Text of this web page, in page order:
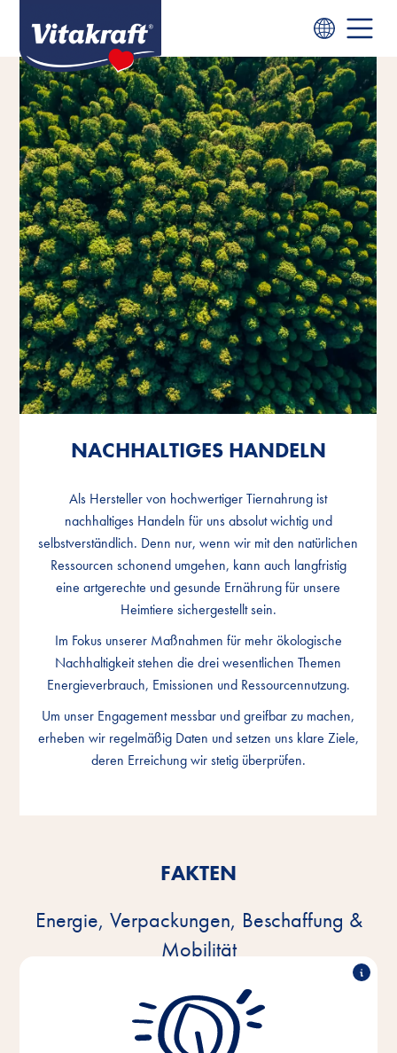
NACHHALTIGES HANDELN
Als Hersteller von hochwertiger Tiernahrung ist
nachhaltiges Handeln für uns absolut wichtig und
selbstverständlich. Denn nur, wenn wir mit den natürlichen
Ressourcen schonend umgehen, kann auch langfristig
eine artgerechte und gesunde Ernährung für unsere
Heimtiere sichergestellt sein.
Im Fokus unserer Maßnahmen für mehr ökologische
Nachhaltigkeit stehen die drei wesentlichen Themen
Energieverbrauch, Emissionen und Ressourcennutzung.
Um unser Engagement messbar und greifbar zu machen,
erheben wir regelmäßig Daten und setzen uns klare Ziele,
deren Erreichung wir stetig überprüfen.
NACHHALTIGES HANDELN
Als Hersteller von hochwertiger Tiernahrung ist
nachhaltiges Handeln für uns absolut wichtig und
selbstverständlich. Denn nur, wenn wir mit den natürlichen
Ressourcen schonend umgehen, kann auch langfristig
eine artgerechte und gesunde Ernährung für unsere
Heimtiere sichergestellt sein.
Im Fokus unserer Maßnahmen für mehr ökologische
Nachhaltigkeit stehen die drei wesentlichen Themen
Energieverbrauch, Emissionen und Ressourcennutzung.
Um unser Engagement messbar und greifbar zu machen,
erheben wir regelmäßig Daten und setzen uns klare Ziele,
deren Erreichung wir stetig überprüfen.
NACHHALTIGES HANDELN
Als Hersteller von hochwertiger Tiernahrung ist
nachhaltiges Handeln für uns absolut wichtig und
selbstverständlich. Denn nur, wenn wir mit den natürlichen
Ressourcen schonend umgehen, kann auch langfristig
eine artgerechte und gesunde Ernährung für unsere
Heimtiere sichergestellt sein.
Im Fokus unserer Maßnahmen für mehr ökologische
Nachhaltigkeit stehen die drei wesentlichen Themen
Energieverbrauch, Emissionen und Ressourcennutzung.
Um unser Engagement messbar und greifbar zu machen,
erheben wir regelmäßig Daten und setzen uns klare Ziele,
deren Erreichung wir stetig überprüfen.
FAKTEN
Energie, Verpackungen, Beschaffung &
Mobilität
100% Ökostrom
Seit 2021 nutzen wir 100% Ökostrom in unseren